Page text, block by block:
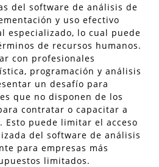
del software de análisis de
y uso efectivo
especializado, lo cual puede
de recursos humanos.
con profesionales
programación y análisis
un desafío para
que no disponen de los
contratar o capacitar a
Esto puede limitar el acceso
del software de análisis
para empresas más
limitados.